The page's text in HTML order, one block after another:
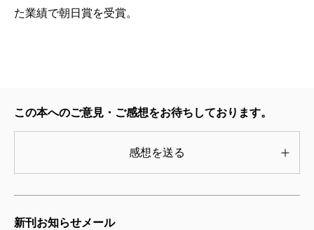
た業績で朝日賞を受賞。
この本へのご意見・ご感想をお待ちしております。
感想を送る
新刊お知らせメール